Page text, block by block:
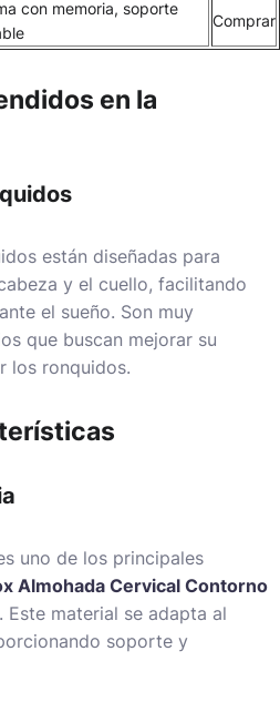
con memoria, soporte
Comprar
en la
están diseñadas para
y el cuello, facilitando
el sueño. Son muy
que buscan mejorar su
los ronquidos.
uno de los principales
Almohada Cervical Contorno
. Este material se adapta al
soporte y